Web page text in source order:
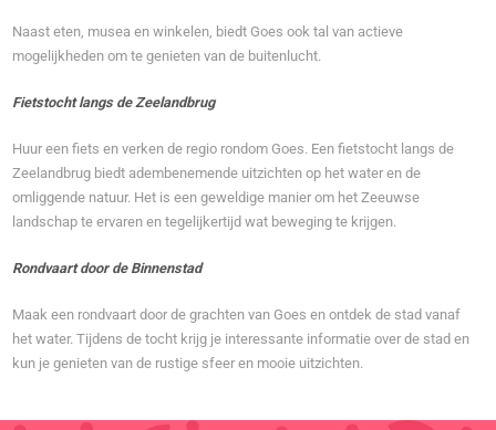
Naast eten, musea en winkelen, biedt Goes ook tal van actieve
mogelijkheden om te genieten van de buitenlucht.
Fietstocht langs de Zeelandbrug
Huur een fiets en verken de regio rondom Goes. Een fietstocht langs de
Zeelandbrug biedt adembenemende uitzichten op het water en de
omliggende natuur. Het is een geweldige manier om het Zeeuwse
landschap te ervaren en tegelijkertijd wat beweging te krijgen.
Rondvaart door de Binnenstad
Maak een rondvaart door de grachten van Goes en ontdek de stad vanaf
het water. Tijdens de tocht krijg je interessante informatie over de stad en
kun je genieten van de rustige sfeer en mooie uitzichten.